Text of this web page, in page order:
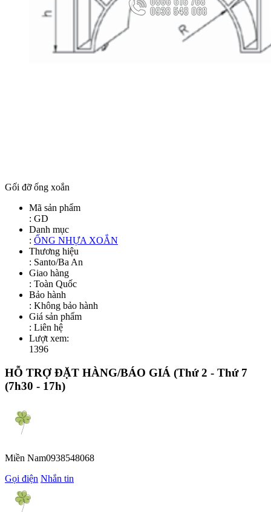
Gối đỡ ống xoắn
Mã sản phẩm
: GD
Danh mục
: ỐNG NHỰA XOẮN
Thương hiệu
: Santo/Ba An
Giao hàng
: Toàn Quốc
Bảo hành
: Không bảo hành
Giá sản phẩm
: Liên hệ
Lượt xem:
1396
HỖ TRỢ ĐẶT HÀNG/BÁO GIÁ (Thứ 2 - Thứ 7
(7h30 - 17h)
Miền Nam0938548068
Gọi điện Nhắn tin